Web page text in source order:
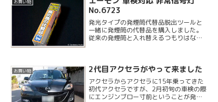
お買い物
No.6723
発光タイプの発煙筒代替品脱出ツールと
一緒に発煙筒の代替品を購入しました。
従来の発煙筒と入れ替えるつもりはな
お買い物 2代目アクセラがやって来ました
アクセラからアクセラに15年乗ってきた
初代アクセラですが、2月初旬の車検の際
にエンジンブロー寸前ということが発覚